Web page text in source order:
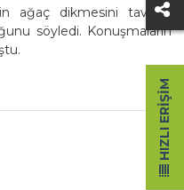
ağaç dikmesini tavsiye
söyledi. Konuşmaların
HIZLI ERIŞIM